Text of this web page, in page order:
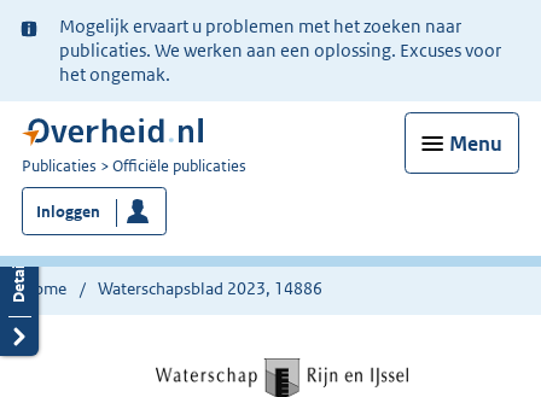
Ter
informatie:
Mogelijk ervaart u problemen met het zoeken naar
publicaties. We werken aan een oplossing. Excuses voor
het ongemak.
Menu
U
bent
nu
hier:
Publicaties Officiële publicaties
Inloggen
Home Waterschapsblad 2023, 14886